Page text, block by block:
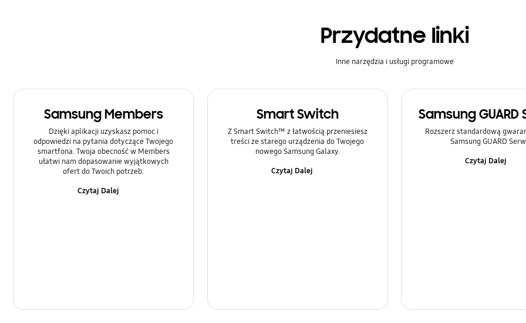
Przydatne linki
Inne narzędzia i usługi programowe
Samsung Members
Dzięki aplikacji uzyskasz pomoc i
odpowiedzi na pytania dotyczące Twojego
smartfona. Twoja obecność w Members
ułatwi nam dopasowanie wyjątkowych
ofert do Twoich potrzeb.
Czytaj Dalej
Smart Switch
Z Smart Switch™ z łatwością przeniesiesz
treści ze starego urządzenia do Twojego
nowego Samsung Galaxy.
Czytaj Dalej
Samsung
Rozszerz standardową
Samsung GUARD
Czytaj Dalej